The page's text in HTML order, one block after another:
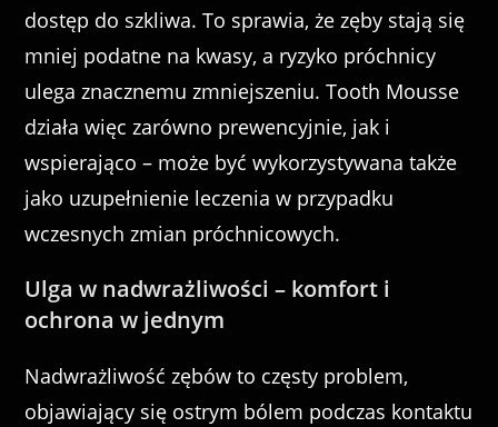
dostęp do szkliwa. To sprawia, że zęby stają się
mniej podatne na kwasy, a ryzyko próchnicy
ulega znacznemu zmniejszeniu. Tooth Mousse
działa więc zarówno prewencyjnie, jak i
wspierająco – może być wykorzystywana także
jako uzupełnienie leczenia w przypadku
wczesnych zmian próchnicowych.
Ulga w nadwrażliwości – komfort i
ochrona w jednym
Nadwrażliwość zębów to częsty problem,
objawiający się ostrym bólem podczas kontaktu